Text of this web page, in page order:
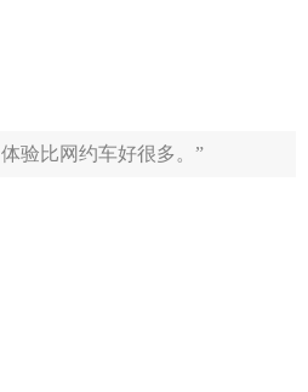
验比网约车好很多。”